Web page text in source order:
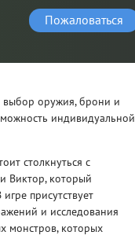
Пожаловаться
выбор оружия, брони и
индивидуальной
столкнуться с
Виктор, который
присутствует
и исследования
монстров, которых
3/ 5.0
РУССКОМ НА ПК